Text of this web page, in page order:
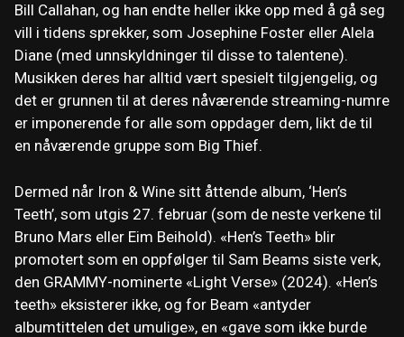
Bill Callahan, og han endte heller ikke opp med å gå seg
vill i tidens sprekker, som Josephine Foster eller Alela
Diane (med unnskyldninger til disse to talentene).
Musikken deres har alltid vært spesielt tilgjengelig, og
det er grunnen til at deres nåværende streaming-numre
er imponerende for alle som oppdager dem, likt de til
en nåværende gruppe som Big Thief.
Dermed når Iron & Wine sitt åttende album, ‘Hen’s
Teeth’, som utgis 27. februar (som de neste verkene til
Bruno Mars eller Eim Beihold). «Hen’s Teeth» blir
promotert som en oppfølger til Sam Beams siste verk,
den GRAMMY-nominerte «Light Verse» (2024). «Hen’s
teeth» eksisterer ikke, og for Beam «antyder
albumtittelen det umulige», en «gave som ikke burde